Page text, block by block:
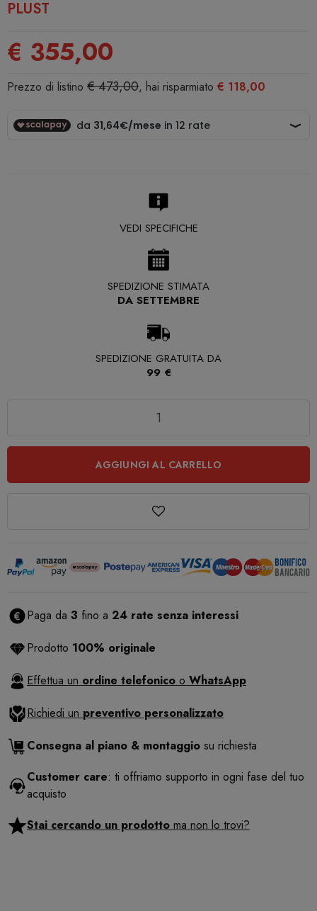
PLUST
€ 355,00
Prezzo di listino € 473,00, hai risparmiato € 118,00
VEDI SPECIFICHE
SPEDIZIONE STIMATA
DA SETTEMBRE
SPEDIZIONE GRATUITA DA
99 €
AGGIUNGI AL CARRELLO
Paga da 3 fino a 24 rate senza interessi
Prodotto 100% originale
Effettua un ordine telefonico o WhatsApp
Richiedi un preventivo personalizzato
Consegna al piano & montaggio su richiesta
Customer care: ti offriamo supporto in ogni fase del tuo
acquisto
Stai cercando un prodotto ma non lo trovi?